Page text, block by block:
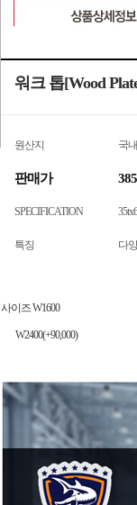
워크 톱[Wood
원산지 국내
판매가
SPECIFICATION
특징 다
사이즈 W1600
W2400(+90,000)